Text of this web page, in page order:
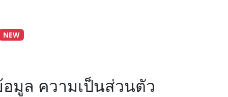
NEW
มูล ความเป็นส่วนตัว